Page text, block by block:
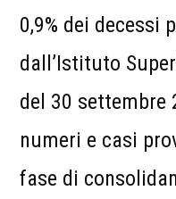
0,9% dei decessi
dall’Istituto
del 30 settembre
numeri e casi
fase di